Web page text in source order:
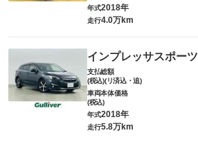
年式2018年
走行4.0万km
インプレッサスポーツ
支払総額
(税込)(リ済込・追)
車両本体価格
(税込)
年式2018年
走行5.8万km